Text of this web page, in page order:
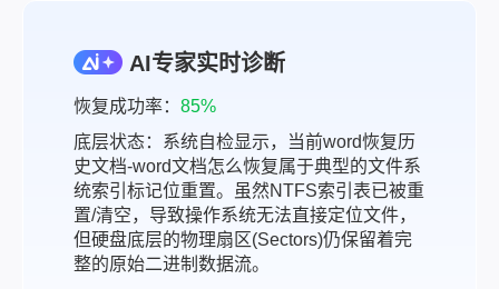
AI专家实时诊断
恢复成功率： 85%
底层状态：系统自检显示，当前word恢复历
史文档-word文档怎么恢复属于典型的文件系
统索引标记位重置。虽然NTFS索引表已被重
置/清空，导致操作系统无法直接定位文件，
但硬盘底层的物理扇区(Sectors)仍保留着完
整的原始二进制数据流。